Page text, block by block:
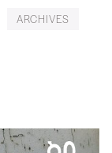
ARCHIVES